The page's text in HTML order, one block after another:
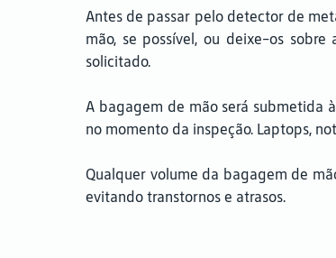
Antes de passar pelo detector de
mão, se possível, ou deixe-os
solicitado.
A bagagem de mão será submetida
no momento da inspeção. Laptops,
Qualquer volume da bagagem de
evitando transtornos e atrasos.